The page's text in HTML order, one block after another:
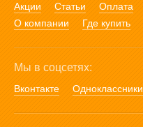
Акции Статьи Оплата
О компании
Где купить
Мы в соцсетях:
Вконтакте Одноклассники